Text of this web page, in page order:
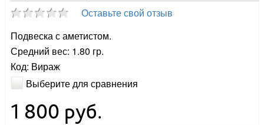
Оставьте свой отзыв
Подвеска с аметистом.
Средний вес: 1.80 гр.
Код: Вираж
Выберите для сравнения
1 800 руб.